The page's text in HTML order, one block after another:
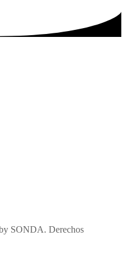
SONDA. Derechos